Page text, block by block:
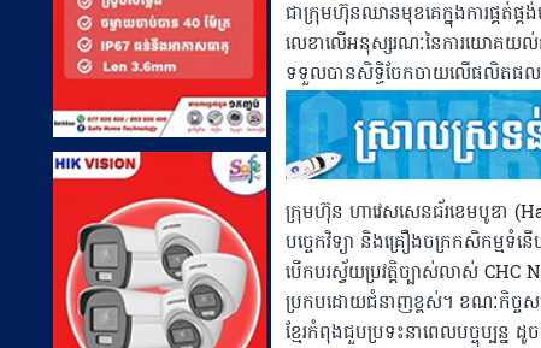
ជាក្រុមហ៊ុនឈានមុខគេក្នុងការផ្គត់ផ្គ
លេខាលើអនុស្សរណៈនៃការយោគយល់គ្
ទទួលបានសិទ្ធិចែកចាយលើផលិតផលជី
ក្រុមហ៊ុន ហាវេសសេនធ័រខេមបូឌា
បច្ចេកវិទ្យា និងគ្រឿងចក្រកសិកម្មទំន
បើកបរស្វ័យប្រវត្តិច្បាស់លាស់ CHC
ប្រកបដោយជំនាញខ្ពស់។ ខណៈកិច្ចស
ខ្មែរកំពុងជួបប្រទះនាពេលបច្ចុប្បន្ន